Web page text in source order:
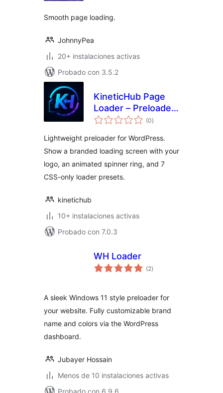
Smooth page loading.
JohnnyPea
20+ instalaciones activas
Probado con 3.5.2
KineticHub Page
Loader – Preloader
& Branded Loading
(0total
de
)
Lightweight preloader for WordPress.
Show a branded loading screen with your
logo, an animated spinner ring, and 7
CSS-only loader presets.
kinetichub
10+ instalaciones activas
Probado con 7.0.3
WH Loader
(2total
de
)
A sleek Windows 11 style preloader for
your website. Fully customizable brand
name and colors via the WordPress
dashboard.
Jubayer Hossain
Menos de 10 instalaciones activas
Probado con 6.9.6